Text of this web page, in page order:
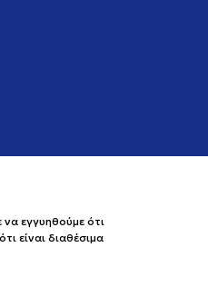
εγγυηθούμε ότι
είναι διαθέσιμα